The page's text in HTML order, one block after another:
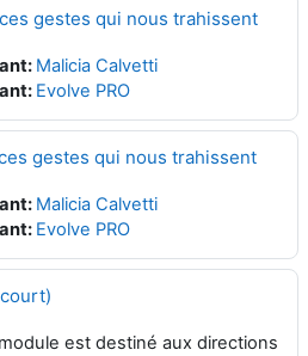
gestes qui nous trahissent
Malicia Calvetti
Evolve PRO
gestes qui nous trahissent
Malicia Calvetti
Evolve PRO
est destiné aux directions